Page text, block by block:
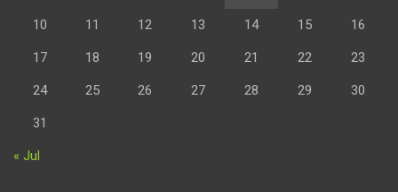
10 11 12 13 14 15 16
17 18 19 20 21 22 23
24 25 26 27 28 29 30
31
« Jul